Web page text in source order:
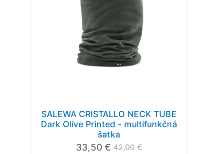
SALEWA CRISTALLO NECK TUBE
Dark Olive Printed - multifunkčná
šatka
33,50 € 42,00 €